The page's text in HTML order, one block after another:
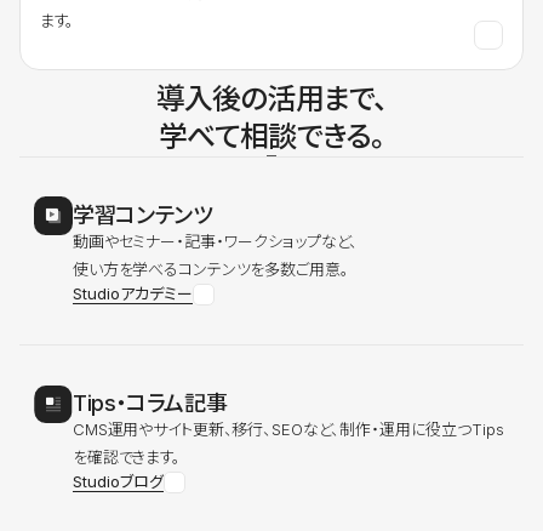
ます。
導入後の活用まで、
学べて相談できる。
学習コンテンツ
動画やセミナー・記事・ワークショップなど、
使い方を学べるコンテンツを多数ご用意。
Studioアカデミー
Tips・コラム記事
CMS運用やサイト更新、移行、SEOなど、制作・運用に役立つTips
を確認できます。
Studioブログ